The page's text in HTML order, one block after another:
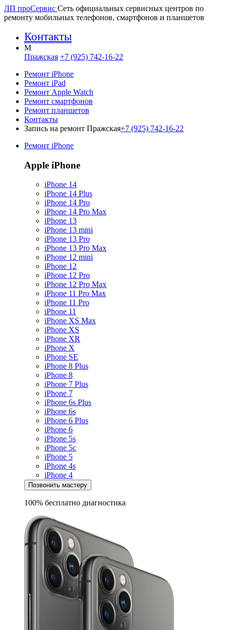
ЛП проСервис Сеть официальных сервисных центров по
ремонту мобильных телефонов, смартфонов и планшетов
Контакты
M
Пражская +7 (925) 742-16-22
Ремонт iPhone
Ремонт iPad
Ремонт Apple Watch
Ремонт смартфонов
Ремонт планшетов
Контакты
Запись на ремонт Пражская+7 (925) 742-16-22
Ремонт iPhone
Apple iPhone
iPhone 14
iPhone 14 Plus
iPhone 14 Pro
iPhone 14 Pro Max
iPhone 13
iPhone 13 mini
iPhone 13 Pro
iPhone 13 Pro Max
iPhone 12 mini
iPhone 12
iPhone 12 Pro
iPhone 12 Pro Max
iPhone 11 Pro Max
iPhone 11 Pro
iPhone 11
iPhone XS Max
iPhone XS
iPhone XR
iPhone X
iPhone SE
iPhone 8 Plus
iPhone 8
iPhone 7 Plus
iPhone 7
iPhone 6s Plus
iPhone 6s
iPhone 6 Plus
iPhone 6
iPhone 5s
iPhone 5c
iPhone 5
iPhone 4s
iPhone 4
Позвонить мастеру
100% бесплатно диагностика